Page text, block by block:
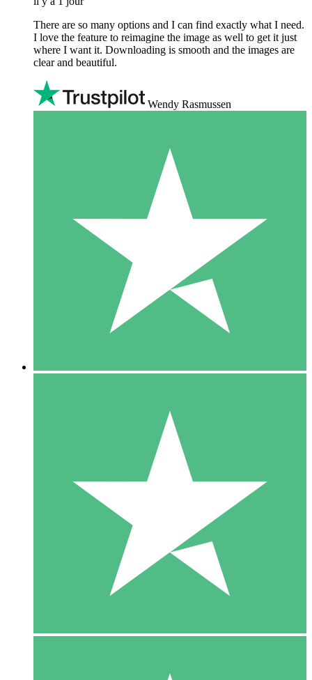
There are so many options and I can find exactly what I need.
I love the feature to reimagine the image as well to get it just
where I want it. Downloading is smooth and the images are
clear and beautiful.
Wendy Rasmussen